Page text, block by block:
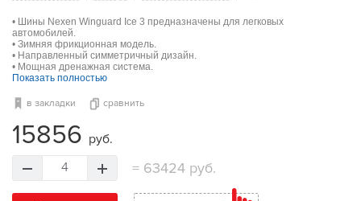
• Шины Nexen Winguard Ice 3 предназначены для легковых
автомобилей.
• Зимняя фрикционная модель.
• Направленный симметричный дизайн.
• Мощная дренажная система.
Показать полностью
в закладки сравнить
15856 руб.
4 =63424 руб.